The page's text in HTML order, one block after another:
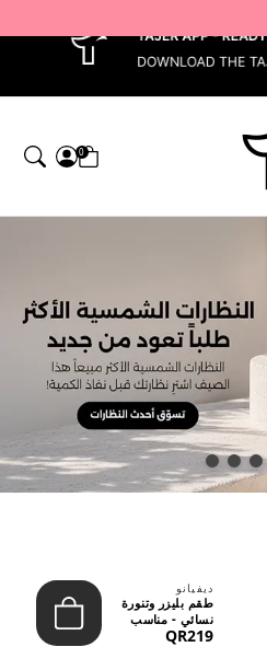
0
ديفيانو
طقم بليزر وتنورة
نسائي - مناسب
للعمل الرسمي
QR219